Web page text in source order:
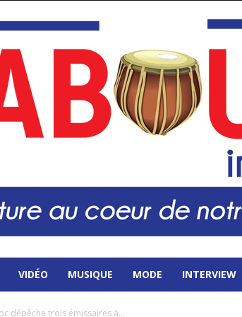
VIDÉO MUSIQUE MODE INTERVIEW
dépêche trois émissaires à...